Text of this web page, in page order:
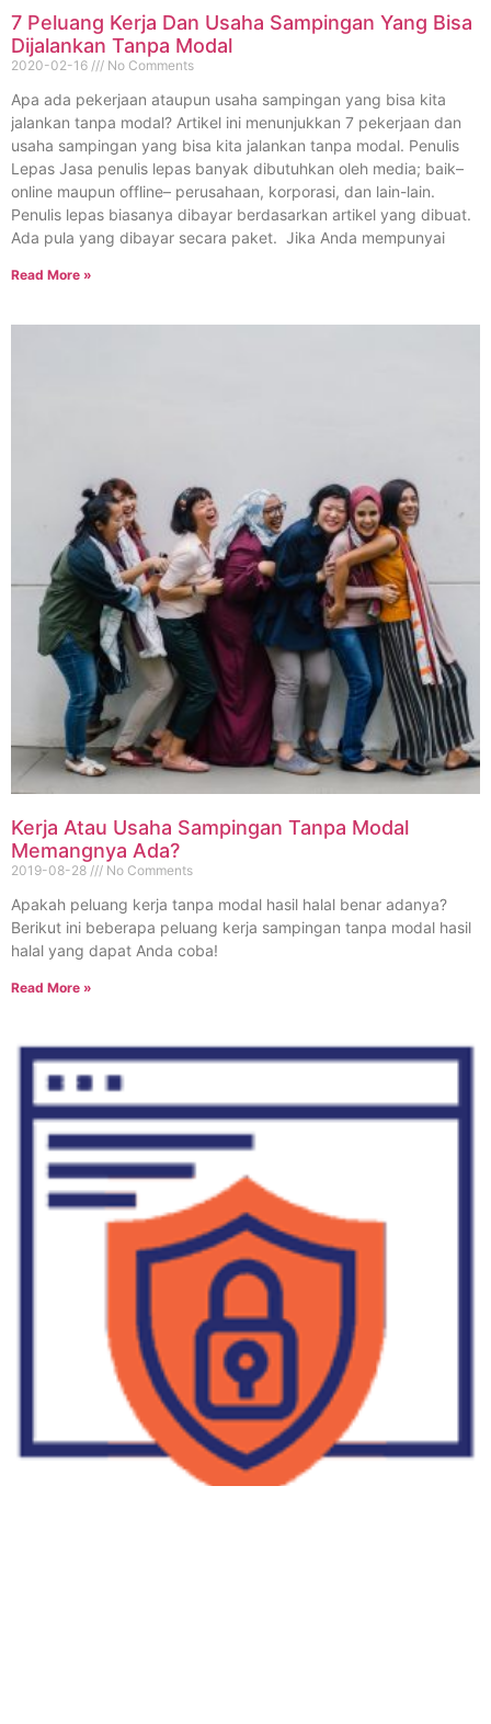
7 Peluang Kerja Dan Usaha Sampingan Yang Bisa
Dijalankan Tanpa Modal
2020-02-16 No Comments
Apa ada pekerjaan ataupun usaha sampingan yang bisa kita
jalankan tanpa modal? Artikel ini menunjukkan 7 pekerjaan dan
usaha sampingan yang bisa kita jalankan tanpa modal. Penulis
Lepas Jasa penulis lepas banyak dibutuhkan oleh media; baik–
online maupun offline– perusahaan, korporasi, dan lain-lain.
Penulis lepas biasanya dibayar berdasarkan artikel yang dibuat.
Ada pula yang dibayar secara paket. Jika Anda mempunyai
Read More »
Kerja Atau Usaha Sampingan Tanpa Modal
Memangnya Ada?
2019-08-28 No Comments
Apakah peluang kerja tanpa modal hasil halal benar adanya?
Berikut ini beberapa peluang kerja sampingan tanpa modal hasil
halal yang dapat Anda coba!
Read More »